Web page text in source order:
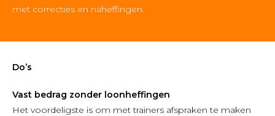
met correcties en naheffingen.
Do’s
Vast bedrag zonder loonheffingen
Het voordeligste is om met trainers afspraken te maken